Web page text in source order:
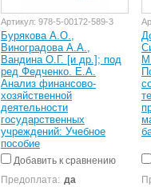
Артикул: 978-5-00172-589-3
Бурякова А.О.,
Виноградова А.А.,
Вандина О.Г. [и др.]; под
ред Федченко. Е.А.
Анализ финансово-
хозяйственной
деятельности
государственных
учреждений: Учебное
пособие
Добавить к сравнению
Предоплата: да